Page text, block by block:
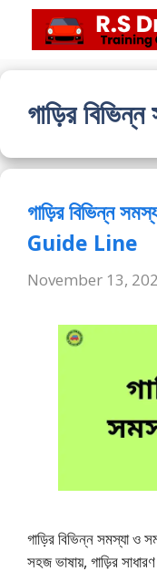
content
গাড়ির
গাড়ির বিভিন্ন
Guide Line
November 13,
গাড়ির বিভিন্ন সমস্যা ও
সহজ ভাষায়, গাড়ির